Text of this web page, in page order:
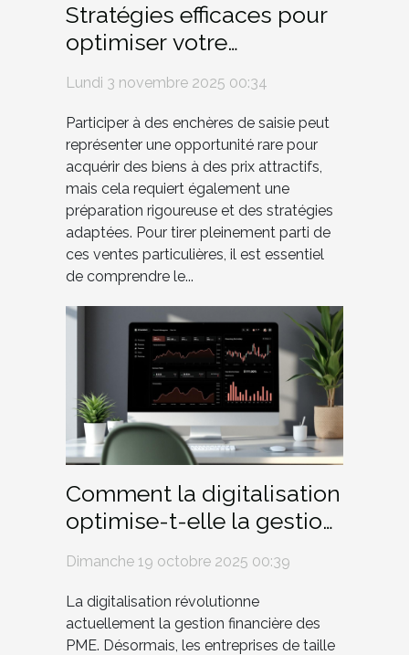
Stratégies efficaces pour
optimiser votre
participation aux
enchères de saisie
Lundi 3 novembre 2025 00:34
Participer à des enchères de saisie peut
représenter une opportunité rare pour
acquérir des biens à des prix attractifs,
mais cela requiert également une
préparation rigoureuse et des stratégies
adaptées. Pour tirer pleinement parti de
ces ventes particulières, il est essentiel
de comprendre le...
Comment la digitalisation
optimise-t-elle la gestion
Dimanche 19 octobre 2025 00:39
La digitalisation révolutionne
actuellement la gestion financière des
PME. Désormais, les entreprises de taille